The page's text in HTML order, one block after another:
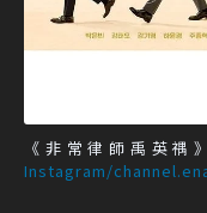
《非常律師禹英禑
Instagram/